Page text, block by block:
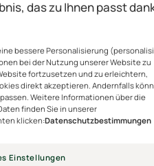
mit Bio-Zertifikat
die Haarfaser und macht
Sein ultraleichter 2-
aus in Frankreich
wertvollem Bio-
und pädiatrisch
zu jeder Tageszeit auf
das zu Ihnen passt
bessere Personalisierung
bei der Nutzung unserer Website zu
fortzusetzen und zu erleichtern,
direkt akzeptieren. Andernfalls
Weitere Informationen über die
finden Sie in unserer
klicken:Datenschutzbestimmungen
Einstellungen